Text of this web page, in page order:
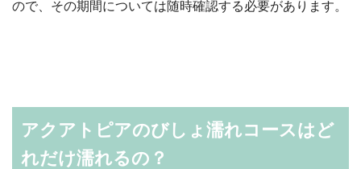
ので、その期間については随時確認する必要があります。
アクアトピアのびしょ濡れコースはど
れだけ濡れるの？